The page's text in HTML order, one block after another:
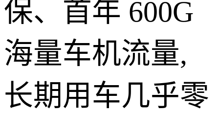
保、首年 600G
海量车机流量,
长期用车几乎零